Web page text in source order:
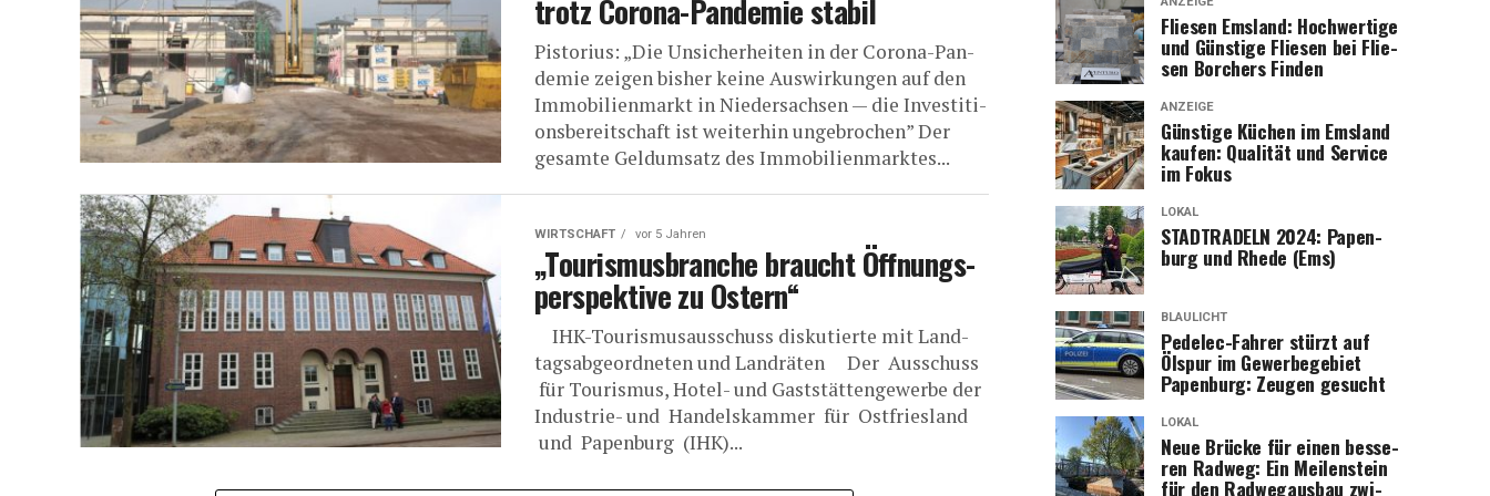
trotz Coro­na-Pan­de­mie stabil
Pis­to­ri­us: „Die Unsi­cher­hei­ten in der Coro­na-Pan­
de­mie zei­gen bis­her kei­ne Aus­wir­kun­gen auf den
Immo­bi­li­en­markt in Nie­der­sach­sen — die Inves­ti­ti­
ons­be­reit­schaft ist wei­ter­hin ungebrochen” Der
gesam­te Geld­um­satz des Immo­bi­li­en­mark­tes...
WIRTSCHAFT vor 5 Jahren
„Tou­ris­mus­bran­che braucht Öff­nungs­
per­spek­ti­ve zu Ostern“
IHK-Tou­ris­mus­aus­schuss dis­ku­tier­te mit Land­
tags­ab­ge­ord­ne­ten und Landräten Der Aus­schuss
für Tou­ris­mus, Hotel- und Gast­stät­ten­ge­wer­be der
Indus­trie- und Han­dels­kam­mer für Ost­fries­land
und Papen­burg (IHK)...
Flie­sen Ems­land: Hoch­wer­ti­ge
und Güns­ti­ge Flie­sen bei Flie­
sen Bor­chers Finden
ANZEIGE
Güns­ti­ge Küchen im Ems­land
kau­fen: Qua­li­tät und Ser­vice
im Fokus
LOKAL
STADTRADELN 2024: Papen­
burg und Rhe­de (Ems)
BLAULICHT
Pedelec-Fah­rer stürzt auf
Ölspur im Gewer­be­ge­biet
Papen­burg: Zeu­gen gesucht
LOKAL
Neue Brü­cke für einen bes­se­
ren Rad­weg: Ein Mei­len­stein
für den Rad­weg­aus­bau zwi­